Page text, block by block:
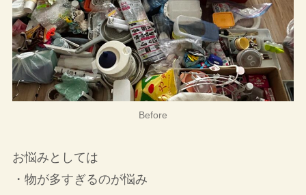
Before
お悩みとしては
・物が多すぎるのが悩み